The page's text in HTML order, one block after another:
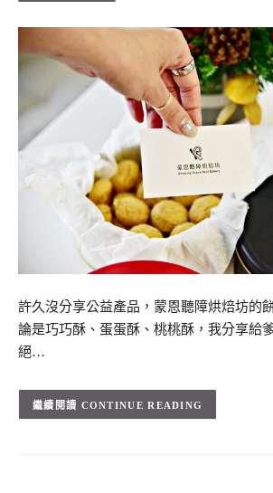
許久沒分享公益產品，蒙恩聽障烘焙坊的
論是巧巧酥、蛋蛋酥、桃桃酥，我分享給
絕…
CONTINUE READING